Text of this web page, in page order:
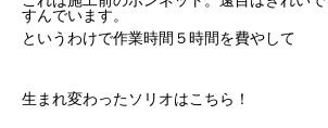
すんでいます。
というわけで作業時間５時間を費やして
生まれ変わったソリオはこちら！